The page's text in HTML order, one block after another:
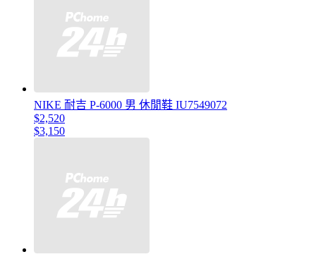
NIKE 耐吉 P-6000 男 休閒鞋 IU7549072
$2,520
$3,150